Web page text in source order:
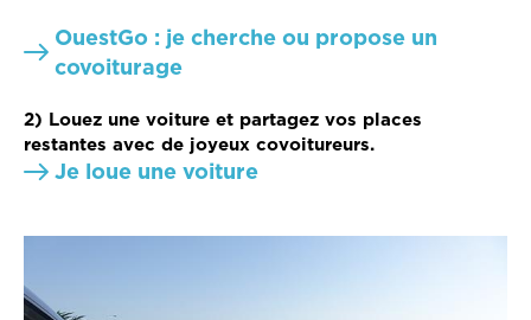
OuestGo : je cherche ou propose un
covoiturage
2) Louez une voiture et partagez vos places
restantes avec de joyeux covoitureurs.
Je loue une voiture